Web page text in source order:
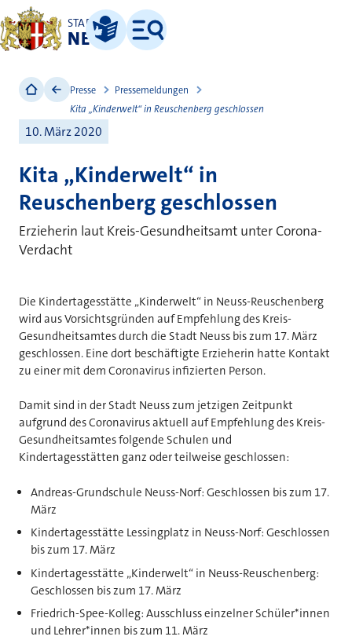
STADT
NEUSS
Leichte Sprache
Menü
Presse
Pressemeldungen
Kita „Kinderwelt“ in Reuschenberg geschlossen
10. März 2020
Kita „Kinderwelt“ in
Reuschenberg geschlossen
Erzieherin laut Kreis-Gesundheitsamt unter Corona-
Verdacht
Die Kindertagesstätte „Kinderwelt“ in Neuss-Reuschenberg
wird aus Vorsichtsgründen auf Empfehlung des Kreis-
Gesundheitsamtes durch die Stadt Neuss bis zum 17. März
geschlossen. Eine dort beschäftigte Erzieherin hatte Kontakt
zu einer mit dem Coronavirus infizierten Person.
Damit sind in der Stadt Neuss zum jetzigen Zeitpunkt
aufgrund des Coronavirus aktuell auf Empfehlung des Kreis-
Gesundheitsamtes folgende Schulen und
Kindertagesstätten ganz oder teilweise geschlossen:
Andreas-Grundschule Neuss-Norf: Geschlossen bis zum 17.
März
Kindertagesstätte Lessingplatz in Neuss-Norf: Geschlossen
bis zum 17. März
Kindertagesstätte „Kinderwelt“ in Neuss-Reuschenberg:
Geschlossen bis zum 17. März
Friedrich-Spee-Kolleg: Ausschluss einzelner Schüler*innen
und Lehrer*innen bis zum 11. März